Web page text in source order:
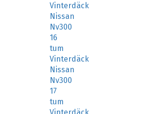
Vinterdäck
Nissan
Nv300
16
tum
Vinterdäck
Nissan
Nv300
17
tum
Vinterdäck